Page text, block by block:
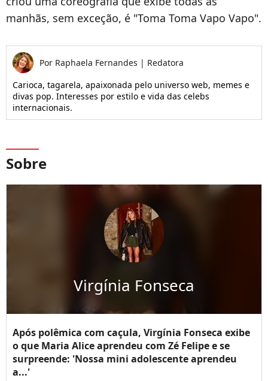
manhãs, sem exceção, é "Toma Toma Vapo Vapo".
Por Raphaela Fernandes | Redatora
Carioca, tagarela, apaixonada pelo universo web, memes e
divas pop. Interesses por estilo e vida das celebs
internacionais.
Sobre
Virgínia Fonseca
Após polêmica com caçula, Virgínia Fonseca exibe
o que Maria Alice aprendeu com Zé Felipe e se
surpreende: 'Nossa mini adolescente aprendeu
a...'